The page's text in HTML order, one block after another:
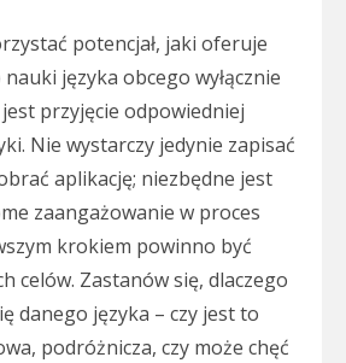
potencjał, jaki oferuje
języka obcego wyłącznie
przyjęcie odpowiedniej
Nie wystarczy jedynie zapisać
aplikację; niezbędne jest
zaangażowanie w proces
krokiem powinno być
celów. Zastanów się, dlaczego
danego języka – czy jest to
podróżnicza, czy może chęć